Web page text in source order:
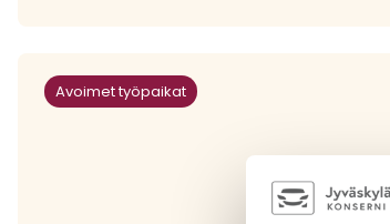
Avoimet työpaikat